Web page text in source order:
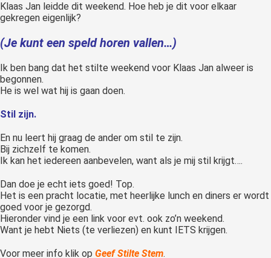
Klaas Jan leidde dit weekend. Hoe heb je dit voor elkaar
gekregen eigenlijk?
(Je kunt een speld horen vallen…)
Ik ben bang dat het stilte weekend voor Klaas Jan alweer is
begonnen.
He is wel wat hij is gaan doen.
Stil zijn.
En nu leert hij graag de ander om stil te zijn.
Bij zichzelf te komen.
Ik kan het iedereen aanbevelen, want als je mij stil krijgt….
Dan doe je echt iets goed! Top.
Het is een pracht locatie, met heerlijke lunch en diners er wordt
goed voor je gezorgd.
Hieronder vind je een link voor evt. ook zo’n weekend.
Want je hebt Niets (te verliezen) en kunt IETS krijgen.
Voor meer info klik op Geef Stilte Stem.